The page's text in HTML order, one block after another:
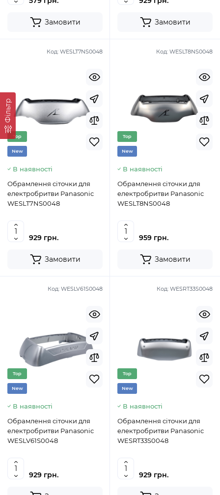
Фільтр
Замовити Замовити
Код: WESLT7NS0048
Top
New
В наявності
Обрамлення сіточки для
електробритви Panasonic
WESLT7NS0048
929 грн.
Замовити
Код: WESLT8NS0048
Top
New
В наявності
Обрамлення сіточки для
електробритви Panasonic
WESLT8NS0048
959 грн.
Замовити
Код: WESLV61S0048
Top
New
В наявності
Обрамлення сіточки для
електробритви Panasonic
WESLV61S0048
929 грн.
Код: WESRT33S0048
Top
New
В наявності
Обрамлення сіточки для
електробритви Panasonic
WESRT33S0048
929 грн.